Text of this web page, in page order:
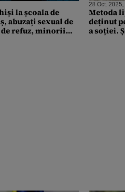
la școala de
abuzați sexual de
refuz, minorii
28 Oct. 2025,
Metoda
deținut
a soției.